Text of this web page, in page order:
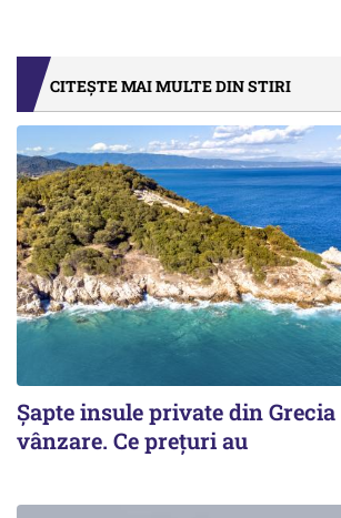
CITEȘTE MAI MULTE DIN STIRI
Șapte insule private din Grecia
vânzare. Ce prețuri au